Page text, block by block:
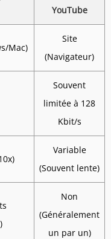
YouTube
Mac)
Site
(Navigateur)
Souvent
limitée à 128
Kbit/s
Variable
(Souvent lente)
Non
(Généralement
un par un)